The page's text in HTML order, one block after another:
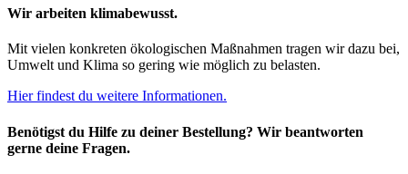
Wir arbeiten klimabewusst.
Mit vielen konkreten ökologischen Maßnahmen tragen wir dazu bei,
Umwelt und Klima so gering wie möglich zu belasten.
Hier findest du weitere Informationen.
Benötigst du Hilfe zu deiner Bestellung? Wir beantworten
gerne deine Fragen.